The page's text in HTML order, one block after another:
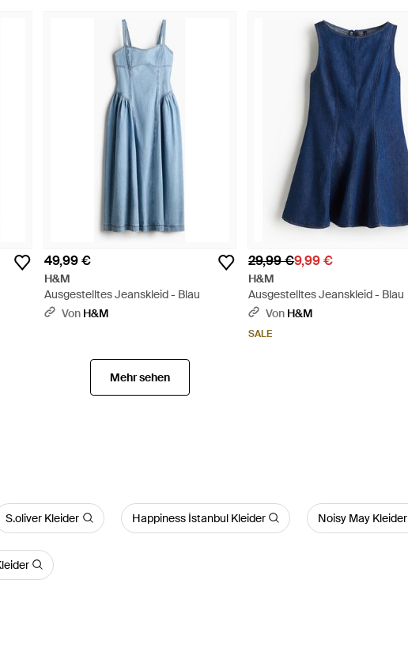
49,99 €
H&M
Ausgestelltes Jeanskleid - Blau
Von H&M
29,99 €9,99 €
H&M
Ausgestelltes Jeanskleid - Blau
Von H&M
SALE
Mehr sehen
S.oliver Kleider Happiness İstanbul Kleider Noisy May Kleider